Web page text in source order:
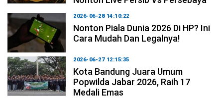
2026-06-28 14:10:22
Nonton Piala Dunia 2026 Di HP? Ini
Cara Mudah Dan Legalnya!
2026-06-27 12:15:35
Kota Bandung Juara Umum
Popwilda Jabar 2026, Raih 17
Medali Emas